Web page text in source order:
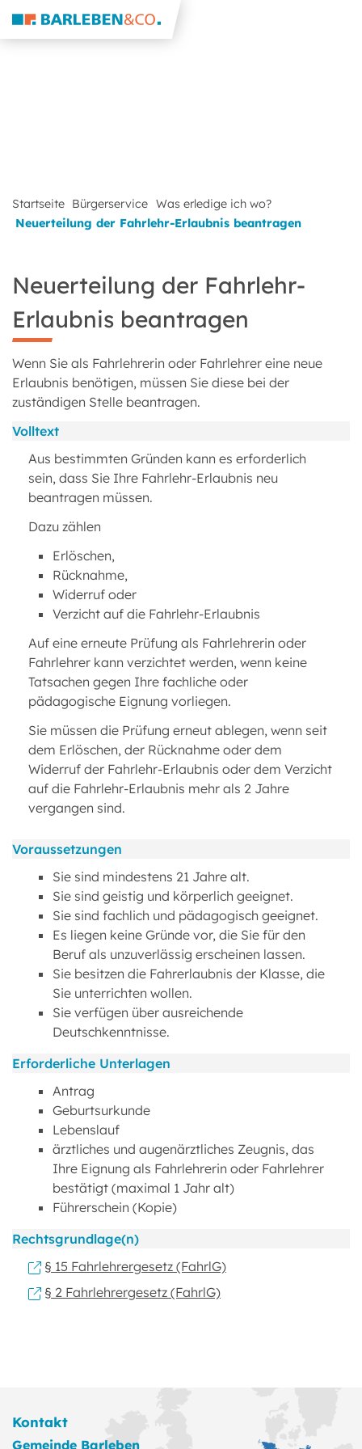
Startseite Bürgerservice Was erledige ich wo?
Neuerteilung der Fahrlehr-Erlaubnis beantragen
Neuerteilung der Fahrlehr-
Erlaubnis beantragen
Wenn Sie als Fahrlehrerin oder Fahrlehrer eine neue
Erlaubnis benötigen, müssen Sie diese bei der
zuständigen Stelle beantragen.
Volltext
Aus bestimmten Gründen kann es erforderlich
sein, dass Sie Ihre Fahrlehr-Erlaubnis neu
beantragen müssen.
Dazu zählen
Erlöschen,
Rücknahme,
Widerruf oder
Verzicht auf die Fahrlehr-Erlaubnis
Auf eine erneute Prüfung als Fahrlehrerin oder
Fahrlehrer kann verzichtet werden, wenn keine
Tatsachen gegen Ihre fachliche oder
pädagogische Eignung vorliegen.
Sie müssen die Prüfung erneut ablegen, wenn seit
dem Erlöschen, der Rücknahme oder dem
Widerruf der Fahrlehr-Erlaubnis oder dem Verzicht
auf die Fahrlehr-Erlaubnis mehr als 2 Jahre
vergangen sind.
Voraussetzungen
Sie sind mindestens 21 Jahre alt.
Sie sind geistig und körperlich geeignet.
Sie sind fachlich und pädagogisch geeignet.
Es liegen keine Gründe vor, die Sie für den
Beruf als unzuverlässig erscheinen lassen.
Sie besitzen die Fahrerlaubnis der Klasse, die
Sie unterrichten wollen.
Sie verfügen über ausreichende
Deutschkenntnisse.
Erforderliche Unterlagen
Antrag
Geburtsurkunde
Lebenslauf
ärztliches und augenärztliches Zeugnis, das
Ihre Eignung als Fahrlehrerin oder Fahrlehrer
bestätigt (maximal 1 Jahr alt)
Führerschein (Kopie)
Rechtsgrundlage(n)
§ 15 Fahrlehrergesetz (FahrlG)
§ 2 Fahrlehrergesetz (FahrlG)
Kontakt
Gemeinde Barleben